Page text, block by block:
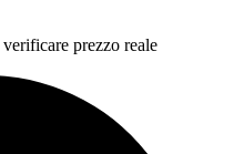
prezzo reale